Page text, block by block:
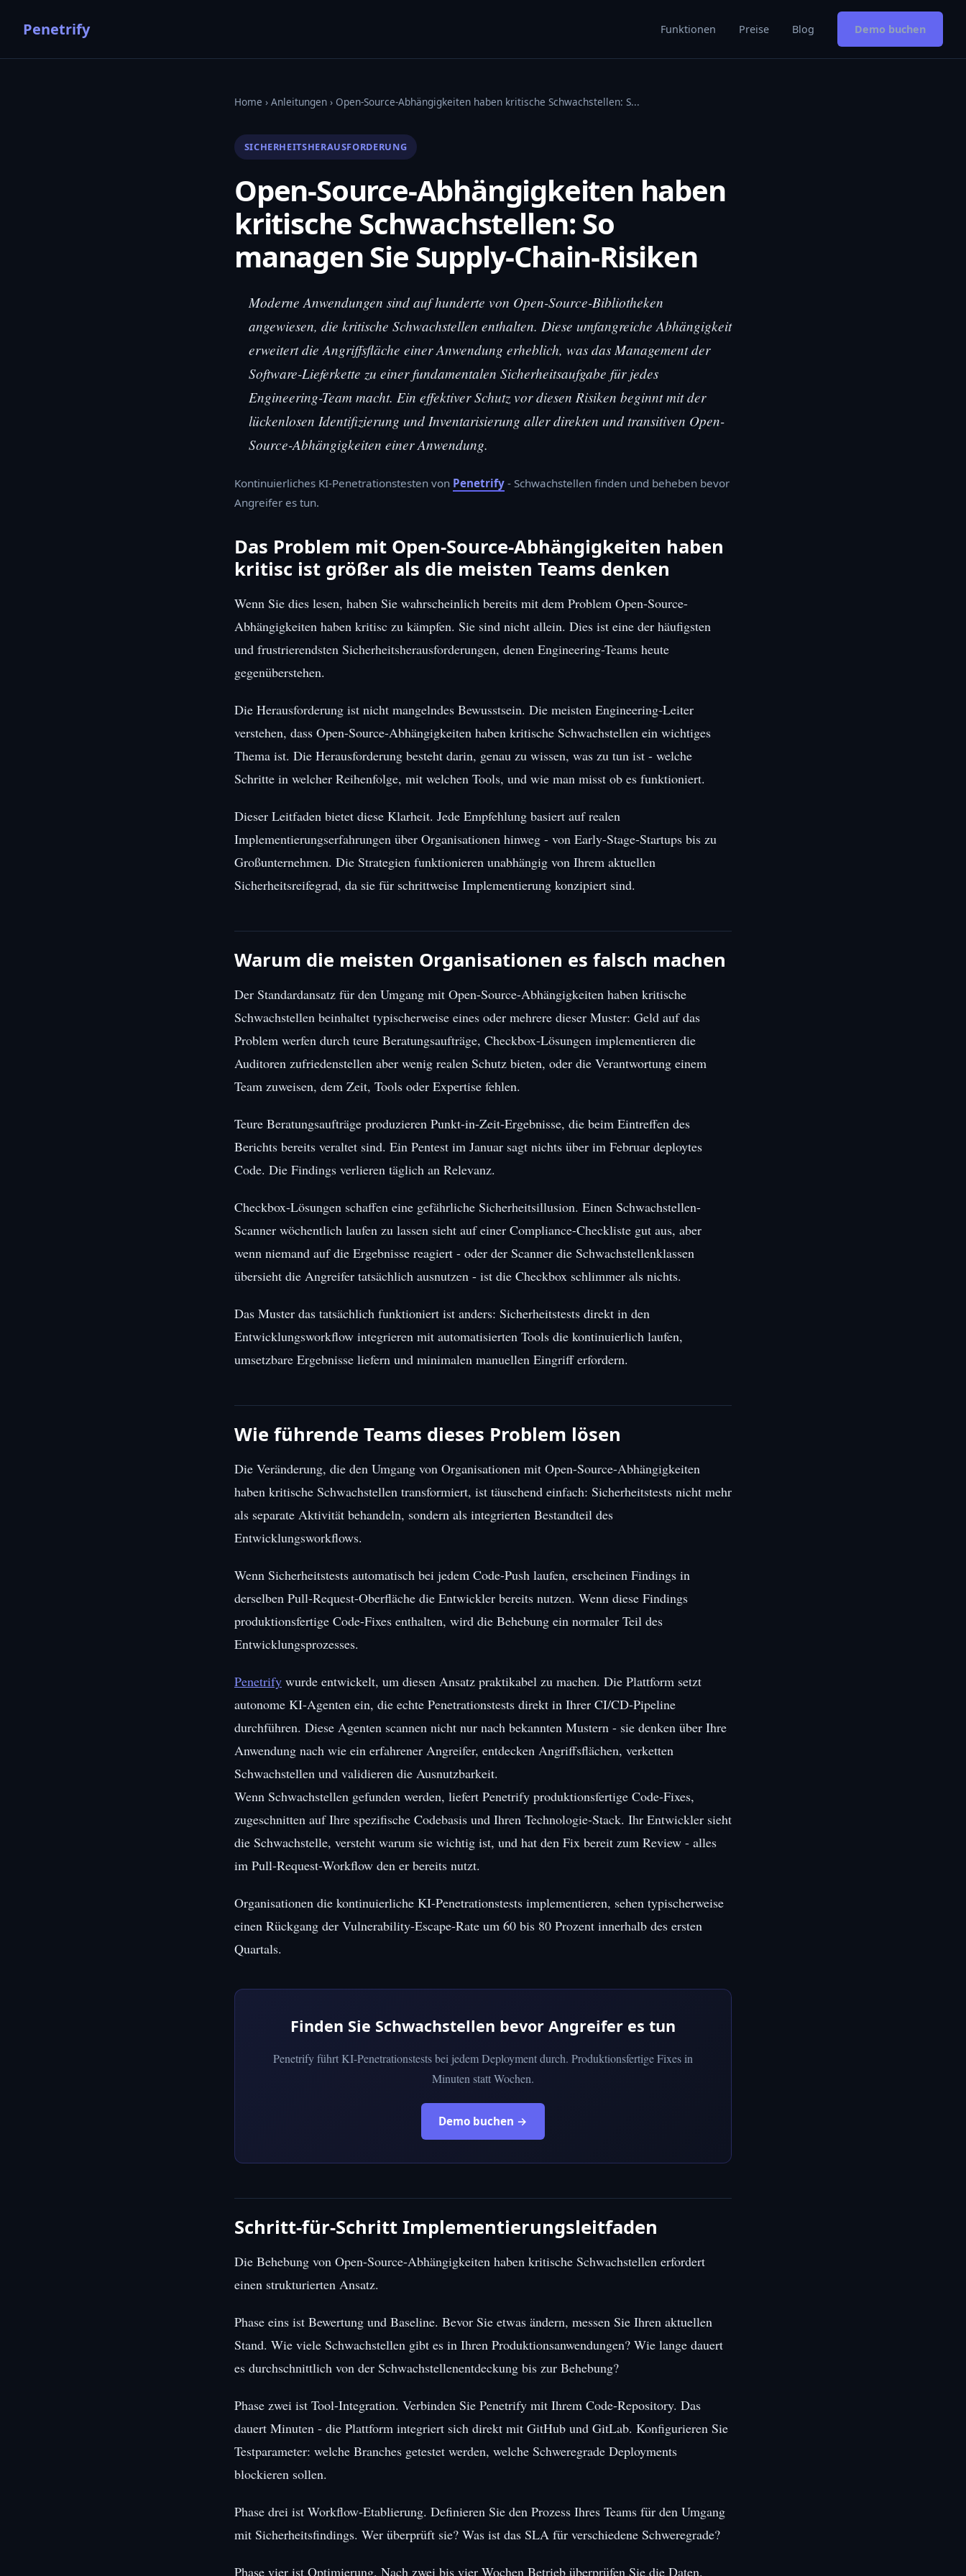
Penetrify Funktionen Preise Blog Demo buchen
Home › Anleitungen › Open-Source-Abhängigkeiten haben kritische Schwachstellen: S...
SICHERHEITSHERAUSFORDERUNG
Open-Source-Abhängigkeiten haben
kritische Schwachstellen: So
managen Sie Supply-Chain-Risiken
Moderne Anwendungen sind auf hunderte von Open-Source-Bibliotheken
angewiesen, die kritische Schwachstellen enthalten. Diese umfangreiche Abhängigkeit
erweitert die Angriffsfläche einer Anwendung erheblich, was das Management der
Software-Lieferkette zu einer fundamentalen Sicherheitsaufgabe für jedes
Engineering-Team macht. Ein effektiver Schutz vor diesen Risiken beginnt mit der
lückenlosen Identifizierung und Inventarisierung aller direkten und transitiven Open-
Source-Abhängigkeiten einer Anwendung.
Kontinuierliches KI-Penetrationstesten von Penetrify - Schwachstellen finden und beheben bevor
Angreifer es tun.
Das Problem mit Open-Source-Abhängigkeiten haben
kritisc ist größer als die meisten Teams denken
Wenn Sie dies lesen, haben Sie wahrscheinlich bereits mit dem Problem Open-Source-
Abhängigkeiten haben kritisc zu kämpfen. Sie sind nicht allein. Dies ist eine der häufigsten
und frustrierendsten Sicherheitsherausforderungen, denen Engineering-Teams heute
gegenüberstehen.
Die Herausforderung ist nicht mangelndes Bewusstsein. Die meisten Engineering-Leiter
verstehen, dass Open-Source-Abhängigkeiten haben kritische Schwachstellen ein wichtiges
Thema ist. Die Herausforderung besteht darin, genau zu wissen, was zu tun ist - welche
Schritte in welcher Reihenfolge, mit welchen Tools, und wie man misst ob es funktioniert.
Dieser Leitfaden bietet diese Klarheit. Jede Empfehlung basiert auf realen
Implementierungserfahrungen über Organisationen hinweg - von Early-Stage-Startups bis zu
Großunternehmen. Die Strategien funktionieren unabhängig von Ihrem aktuellen
Sicherheitsreifegrad, da sie für schrittweise Implementierung konzipiert sind.
Warum die meisten Organisationen es falsch machen
Der Standardansatz für den Umgang mit Open-Source-Abhängigkeiten haben kritische
Schwachstellen beinhaltet typischerweise eines oder mehrere dieser Muster: Geld auf das
Problem werfen durch teure Beratungsaufträge, Checkbox-Lösungen implementieren die
Auditoren zufriedenstellen aber wenig realen Schutz bieten, oder die Verantwortung einem
Team zuweisen, dem Zeit, Tools oder Expertise fehlen.
Teure Beratungsaufträge produzieren Punkt-in-Zeit-Ergebnisse, die beim Eintreffen des
Berichts bereits veraltet sind. Ein Pentest im Januar sagt nichts über im Februar deploytes
Code. Die Findings verlieren täglich an Relevanz.
Checkbox-Lösungen schaffen eine gefährliche Sicherheitsillusion. Einen Schwachstellen-
Scanner wöchentlich laufen zu lassen sieht auf einer Compliance-Checkliste gut aus, aber
wenn niemand auf die Ergebnisse reagiert - oder der Scanner die Schwachstellenklassen
übersieht die Angreifer tatsächlich ausnutzen - ist die Checkbox schlimmer als nichts.
Das Muster das tatsächlich funktioniert ist anders: Sicherheitstests direkt in den
Entwicklungsworkflow integrieren mit automatisierten Tools die kontinuierlich laufen,
umsetzbare Ergebnisse liefern und minimalen manuellen Eingriff erfordern.
Wie führende Teams dieses Problem lösen
Die Veränderung, die den Umgang von Organisationen mit Open-Source-Abhängigkeiten
haben kritische Schwachstellen transformiert, ist täuschend einfach: Sicherheitstests nicht mehr
als separate Aktivität behandeln, sondern als integrierten Bestandteil des
Entwicklungsworkflows.
Wenn Sicherheitstests automatisch bei jedem Code-Push laufen, erscheinen Findings in
derselben Pull-Request-Oberfläche die Entwickler bereits nutzen. Wenn diese Findings
produktionsfertige Code-Fixes enthalten, wird die Behebung ein normaler Teil des
Entwicklungsprozesses.
Penetrify wurde entwickelt, um diesen Ansatz praktikabel zu machen. Die Plattform setzt
autonome KI-Agenten ein, die echte Penetrationstests direkt in Ihrer CI/CD-Pipeline
durchführen. Diese Agenten scannen nicht nur nach bekannten Mustern - sie denken über Ihre
Anwendung nach wie ein erfahrener Angreifer, entdecken Angriffsflächen, verketten
Schwachstellen und validieren die Ausnutzbarkeit.
Wenn Schwachstellen gefunden werden, liefert Penetrify produktionsfertige Code-Fixes,
zugeschnitten auf Ihre spezifische Codebasis und Ihren Technologie-Stack. Ihr Entwickler sieht
die Schwachstelle, versteht warum sie wichtig ist, und hat den Fix bereit zum Review - alles
im Pull-Request-Workflow den er bereits nutzt.
Organisationen die kontinuierliche KI-Penetrationstests implementieren, sehen typischerweise
einen Rückgang der Vulnerability-Escape-Rate um 60 bis 80 Prozent innerhalb des ersten
Quartals.
Finden Sie Schwachstellen bevor Angreifer es tun
Penetrify führt KI-Penetrationstests bei jedem Deployment durch. Produktionsfertige Fixes in
Minuten statt Wochen.
Demo buchen →
Schritt-für-Schritt Implementierungsleitfaden
Die Behebung von Open-Source-Abhängigkeiten haben kritische Schwachstellen erfordert
einen strukturierten Ansatz.
Phase eins ist Bewertung und Baseline. Bevor Sie etwas ändern, messen Sie Ihren aktuellen
Stand. Wie viele Schwachstellen gibt es in Ihren Produktionsanwendungen? Wie lange dauert
es durchschnittlich von der Schwachstellenentdeckung bis zur Behebung?
Phase zwei ist Tool-Integration. Verbinden Sie Penetrify mit Ihrem Code-Repository. Das
dauert Minuten - die Plattform integriert sich direkt mit GitHub und GitLab. Konfigurieren Sie
Testparameter: welche Branches getestet werden, welche Schweregrade Deployments
blockieren sollen.
Phase drei ist Workflow-Etablierung. Definieren Sie den Prozess Ihres Teams für den Umgang
mit Sicherheitsfindings. Wer überprüft sie? Was ist das SLA für verschiedene Schweregrade?
Phase vier ist Optimierung. Nach zwei bis vier Wochen Betrieb überprüfen Sie die Daten.